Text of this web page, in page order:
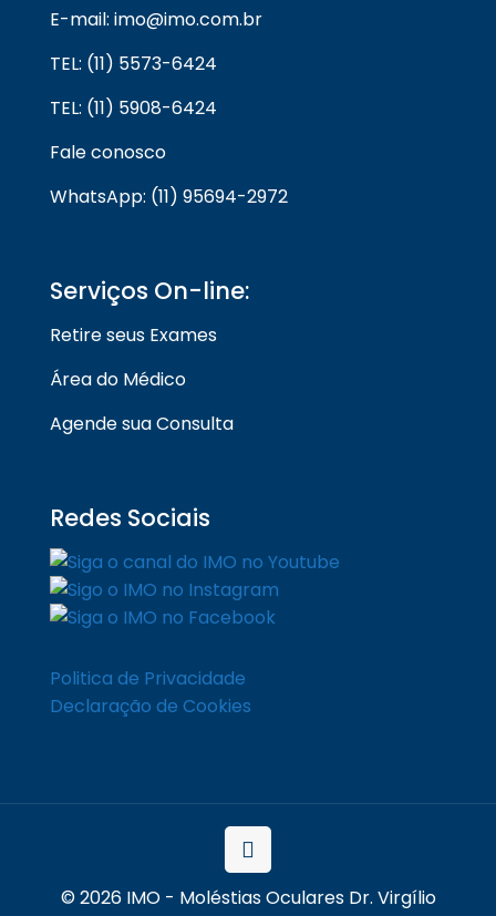
E-mail: imo@imo.com.br
TEL: (11) 5573-6424
TEL: (11) 5908-6424
Fale conosco
WhatsApp: (11) 95694-2972
Serviços On-line:
Retire seus Exames
Área do Médico
Agende sua Consulta
Redes Sociais
Politica de Privacidade
Declaração de Cookies
© 2026 IMO - Moléstias Oculares Dr. Virgílio